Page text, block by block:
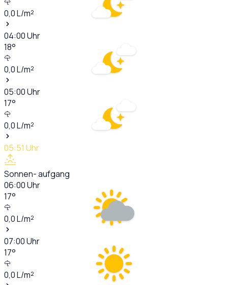
0,0L/m²
04:00Uhr
18°
0,0L/m²
05:00Uhr
17°
0,0L/m²
05:51 Uhr
Sonnen- aufgang
06:00Uhr
17°
0,0L/m²
07:00Uhr
17°
0,0L/m²